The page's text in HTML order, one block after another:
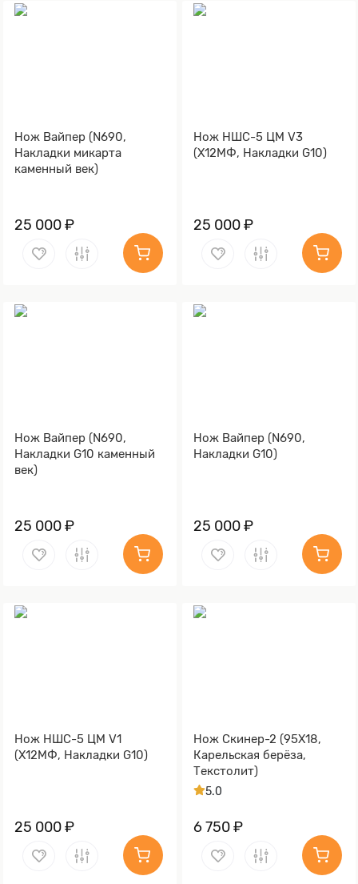
Нож Вайпер (N690,
Накладки микарта
каменный век)
25 000 ₽
Нож НШС-5 ЦМ V3
(Х12МФ, Накладки G10)
25 000 ₽
Нож Вайпер (N690,
Накладки G10 каменный
век)
25 000 ₽
Нож Вайпер (N690,
Накладки G10)
25 000 ₽
Нож НШС-5 ЦМ V1
(Х12МФ, Накладки G10)
25 000 ₽
Нож Скинер-2 (95Х18,
Карельская берёза,
Текстолит)
5.0
6 750 ₽